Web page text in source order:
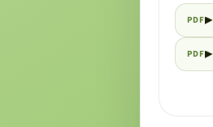
PDF
PDF